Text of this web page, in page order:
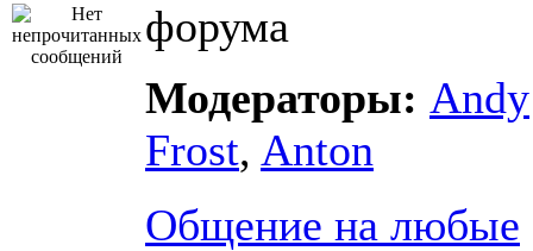
форума
Модераторы: Andy
Frost, Anton
Общение на любые